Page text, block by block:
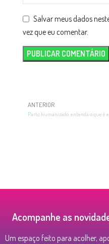
Salvar meus dados
vez que eu comentar.
ANTERIOR
Acompanhe as
Um espaço feito para acolher,